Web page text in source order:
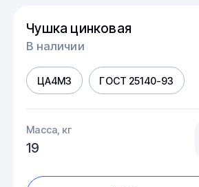
Чушка цинковая
В наличии
ЦА4М3 ГОСТ 25140-93
Масса, кг
19